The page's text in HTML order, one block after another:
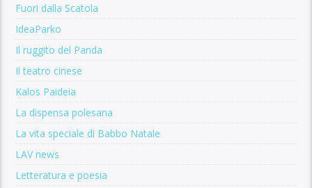
Fuori dalla Scatola
IdeaParko
Il ruggito del Panda
Il teatro cinese
Kalos Paideia
La dispensa polesana
La vita speciale di Babbo Natale
LAV news
Letteratura e poesia